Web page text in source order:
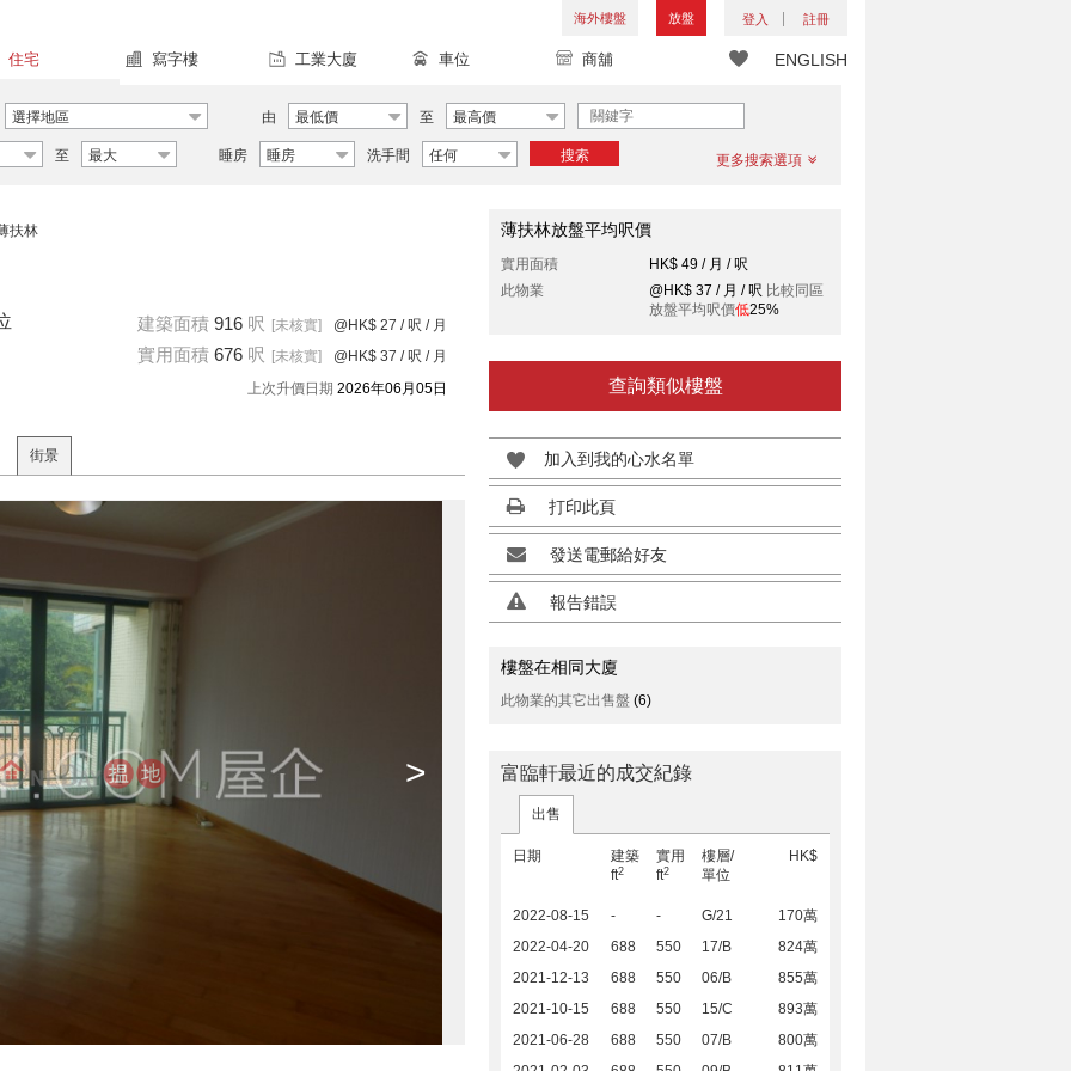
海外樓盤 放盤 登入 註冊
ENGLISH
住宅 寫字樓 工業大廈 車位 商舖
選擇地區 由 最低價 至 最高價
至 最大 睡房 睡房 洗手間 任何 搜索 更多搜索選項
扶林
建築面積 916 呎 [未核實] @HK$ 27 / 呎 / 月
實用面積 676 呎 [未核實] @HK$ 37 / 呎 / 月
上次升價日期 2026年06月05日
街景
>
薄扶林放盤平均呎價
實用面積
HK$ 49 / 月 / 呎
此物業
@HK$ 37 / 月 / 呎 比較同區
放盤平均呎價低25%
查詢類似樓盤
加入到我的心水名單
打印此頁
發送電郵給好友
報告錯誤
樓盤在相同大廈
此物業的其它出售盤 (6)
富臨軒最近的成交紀錄
出售
日期
建築
ft2
實用
ft2
樓層/
單位
HK$
2022-08-15 - - G/21
170萬
2022-04-20
688 550 17/B
824萬
2021-12-13
688 550 06/B
855萬
2021-10-15
688 550 15/C
893萬
2021-06-28
688 550 07/B
800萬